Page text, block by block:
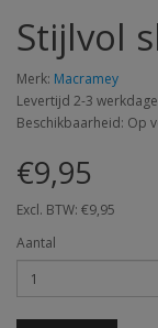
Stijlvol
Merk: Macramey
Levertijd 2-3
Beschikbaarheid: Op
€9,95
Excl. BTW: €9,95
Aantal